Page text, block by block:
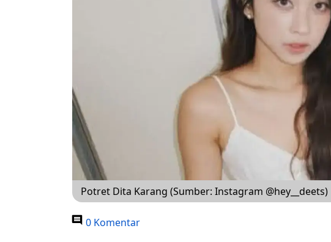
Potret Dita Karang (Sumber: Instagram @hey__deets)
0 Komentar